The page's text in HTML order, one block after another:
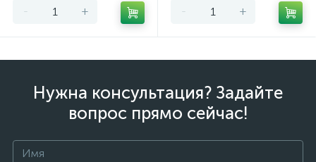
- + - +
Нужна консультация? Задайте
вопрос прямо сейчас!